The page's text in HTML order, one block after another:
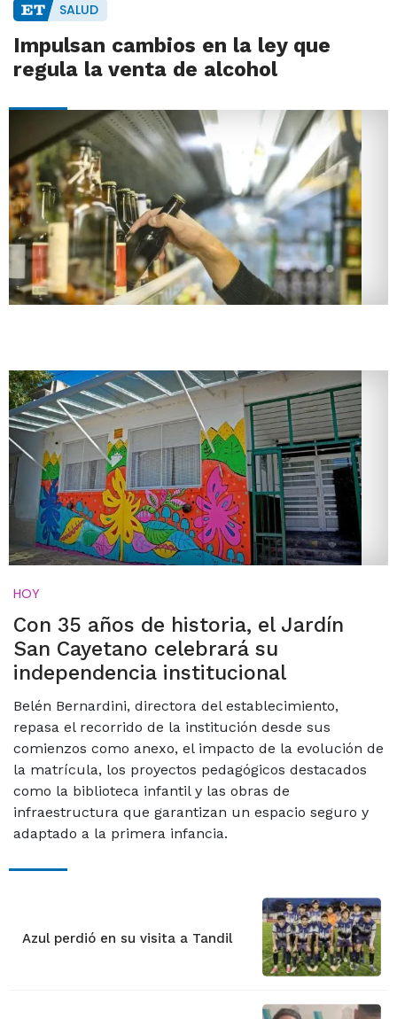
SALUD
Impulsan cambios en la ley que
regula la venta de alcohol
HOY
Con 35 años de historia, el Jardín
San Cayetano celebrará su
independencia institucional
Belén Bernardini, directora del establecimiento,
repasa el recorrido de la institución desde sus
comienzos como anexo, el impacto de la evolución de
la matrícula, los proyectos pedagógicos destacados
como la biblioteca infantil y las obras de
infraestructura que garantizan un espacio seguro y
adaptado a la primera infancia.
Azul perdió en su visita a Tandil